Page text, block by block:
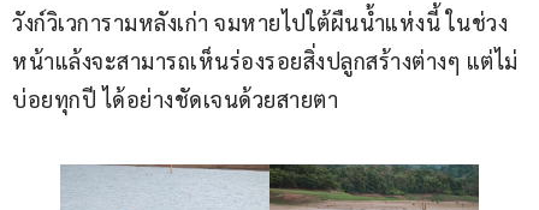
วังก์วิเวการามหลังเก่า จมหายไปใต้ผืนน้ำแห่งนี้ ในช่วง
หน้าแล้งจะสามารถเห็นร่องรอยสิ่งปลูกสร้างต่างๆ แต่ไม่
บ่อยทุกปี ได้อย่างชัดเจนด้วยสายตา